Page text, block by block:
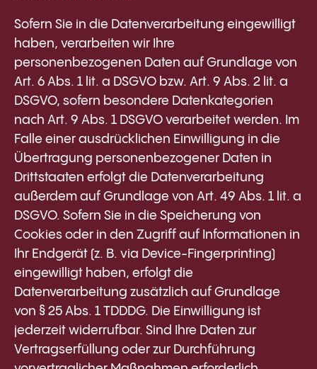
Sofern Sie in die Datenverarbeitung eingewilligt
haben, verarbeiten wir Ihre
personenbezogenen Daten auf Grundlage von
Art. 6 Abs. 1 lit. a DSGVO bzw. Art. 9 Abs. 2 lit. a
DSGVO, sofern besondere Datenkategorien
nach Art. 9 Abs. 1 DSGVO verarbeitet werden. Im
Falle einer ausdrücklichen Einwilligung in die
Übertragung personenbezogener Daten in
Drittstaaten erfolgt die Datenverarbeitung
außerdem auf Grundlage von Art. 49 Abs. 1 lit. a
DSGVO. Sofern Sie in die Speicherung von
Cookies oder in den Zugriff auf Informationen in
Ihr Endgerät (z. B. via Device-Fingerprinting)
eingewilligt haben, erfolgt die
Datenverarbeitung zusätzlich auf Grundlage
von § 25 Abs. 1 TDDDG. Die Einwilligung ist
jederzeit widerrufbar. Sind Ihre Daten zur
Vertragserfüllung oder zur Durchführung